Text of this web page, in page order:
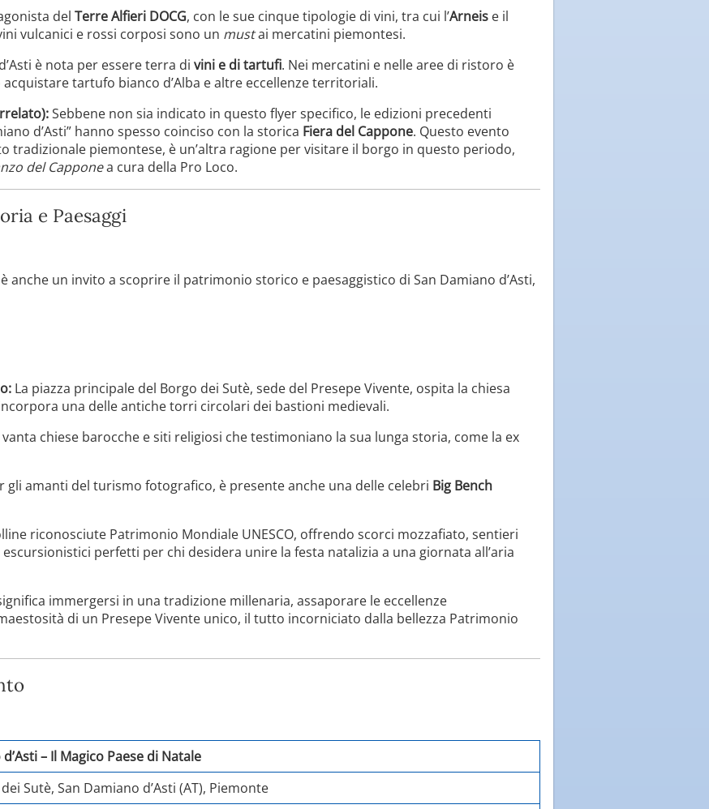
del Terre Alfieri DOCG, con le sue cinque tipologie di vini, tra cui l’Arneis e il
vulcanici e rossi corposi sono un mustai mercatini piemontesi.
è nota per essere terra di vini e di tartufi. Nei mercatini e nelle aree di ristoro è
tartufo bianco d’Alba e altre eccellenze territoriali.
Sebbene non sia indicato in questo flyer specifico, le edizioni precedenti
d’Asti” hanno spesso coinciso con la storica Fiera del Cappone. Questo evento
tradizionale piemontese, è un’altra ragione per visitare il borgo in questo periodo,
del Capponea cura della Pro Loco.
e Paesaggi
anche un invito a scoprire il patrimonio storico e paesaggistico di San Damiano d’Asti,
La piazza principale del Borgo dei Sutè, sede del Presepe Vivente, ospita la chiesa
una delle antiche torri circolari dei bastioni medievali.
vanta chiese barocche e siti religiosi che testimoniano la sua lunga storia, come la ex
gli amanti del turismo fotografico, è presente anche una delle celebri Big Bench
riconosciute Patrimonio Mondiale UNESCO, offrendo scorci mozzafiato, sentieri
perfetti per chi desidera unire la festa natalizia a una giornata all’aria
immergersi in una tradizione millenaria, assaporare le eccellenze
di un Presepe Vivente unico, il tutto incorniciato dalla bellezza Patrimonio
– Il Magico Paese di Natale
Sutè, San Damiano d’Asti (AT), Piemonte